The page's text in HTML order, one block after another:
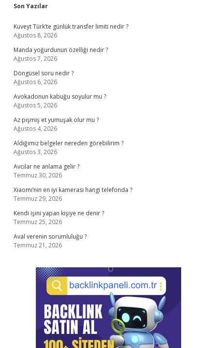
Sidebar
Son Yazılar
Kuveyt Türk’te günlük transfer limiti nedir ?
Ağustos 8, 2026
Manda yoğurdunun özelliği nedir ?
Ağustos 7, 2026
Döngüsel soru nedir ?
Ağustos 6, 2026
Avokadonun kabuğu soyulur mu ?
Ağustos 5, 2026
Az pişmiş et yumuşak olur mu ?
Ağustos 4, 2026
Aldığımız belgeler nereden görebilirim ?
Ağustos 3, 2026
Avcılar ne anlama gelir ?
Temmuz 30, 2026
Xiaomi’nin en iyi kamerası hangi telefonda ?
Temmuz 29, 2026
Kendi işini yapan kişiye ne denir ?
Temmuz 25, 2026
Aval verenin sorumluluğu ?
Temmuz 21, 2026